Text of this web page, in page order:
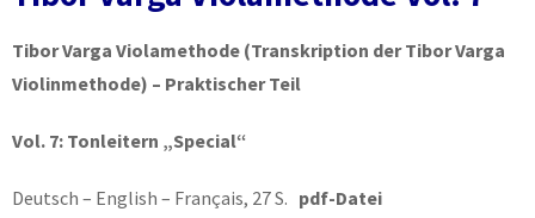
Tibor Varga Violamethode (Transkription der Tibor Varga
Violinmethode) – Praktischer Teil
Vol. 7: Tonleitern „Special“
Deutsch – English – Français, 27 S. pdf-Datei